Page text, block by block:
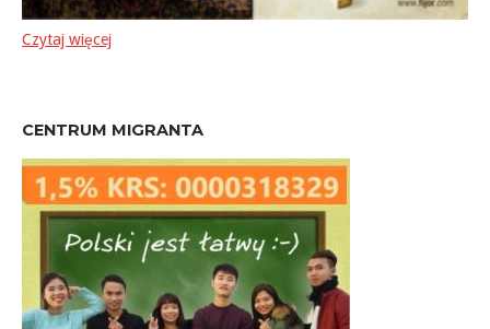
Czytaj więcej
CENTRUM MIGRANTA